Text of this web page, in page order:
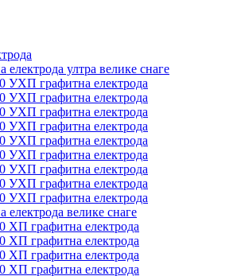
електрода ултра велике снаге
УХП графитна електрода
УХП графитна електрода
УХП графитна електрода
УХП графитна електрода
УХП графитна електрода
УХП графитна електрода
УХП графитна електрода
УХП графитна електрода
УХП графитна електрода
електрода велике снаге
ХП графитна електрода
ХП графитна електрода
ХП графитна електрода
ХП графитна електрода